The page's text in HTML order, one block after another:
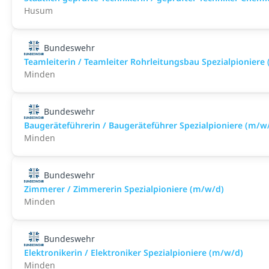
Husum
Bundeswehr
Teamleiterin / Teamleiter Rohrleitungsbau
Minden
Bundeswehr
Baugeräteführerin / Baugeräteführer Spezialpioniere (m/
Minden
Bundeswehr
Zimmerer / Zimmererin Spezialpioniere (m/w/d)
Minden
Bundeswehr
Elektronikerin / Elektroniker Spezialpioniere (m/w/d)
Minden